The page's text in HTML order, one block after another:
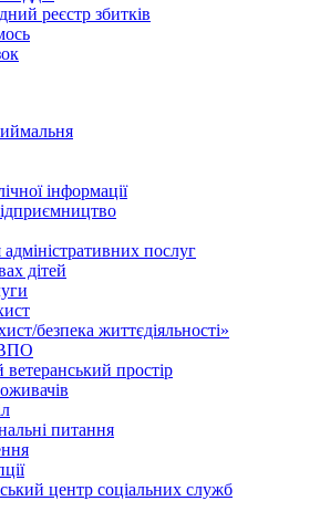
реєстр збитків
інформації
послуг
дітей
безпека життєдіяльності»
ВПО
простір
питання
центр соціальних служб